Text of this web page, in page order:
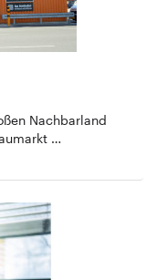
Nachbarland
…